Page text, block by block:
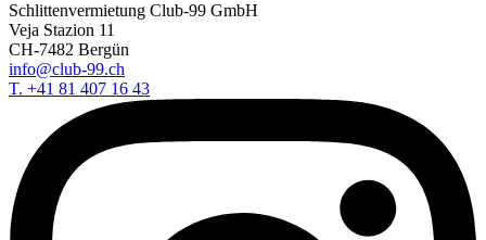
Schlittenvermietung Club-99 GmbH
Veja Stazion 11
CH-7482 Bergün
info@club-99.ch
T. +41 81 407 16 43